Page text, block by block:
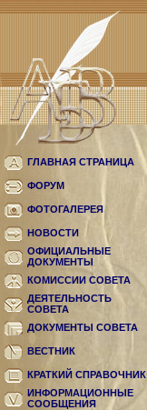
ГЛАВНАЯ СТРАНИЦА
ФОРУМ
ФОТОГАЛЕРЕЯ
НОВОСТИ
ОФИЦИАЛЬНЫЕ
ДОКУМЕНТЫ
КОМИССИИ СОВЕТА
ДЕЯТЕЛЬНОСТЬ
СОВЕТА
ДОКУМЕНТЫ СОВЕТА
ВЕСТНИК
КРАТКИЙ СПРАВОЧНИК
ИНФОРМАЦИОННЫЕ
СООБЩЕНИЯ